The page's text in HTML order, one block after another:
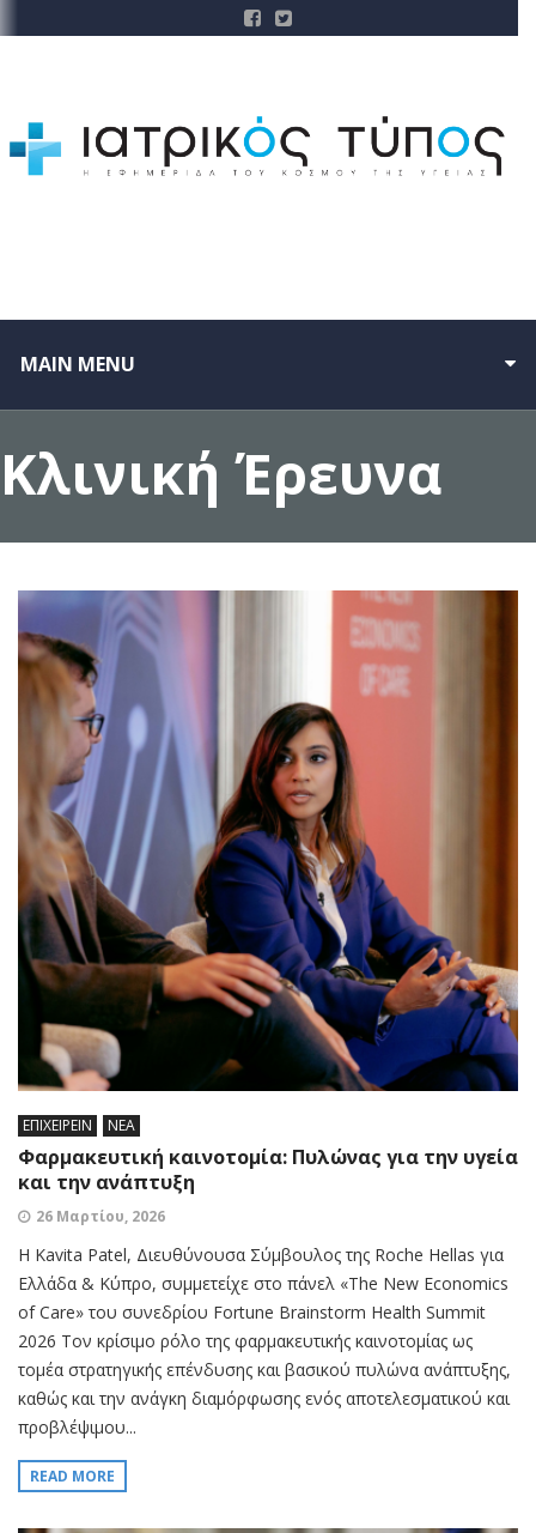
MAIN MENU
Κλινική Έρευνα
ΕΠΙΧΕΙΡΕΙΝ ΝΕΑ
Φαρμακευτική καινοτομία: Πυλώνας για την υγεία
και την ανάπτυξη
26 Μαρτίου, 2026
H Kavita Patel, Διευθύνουσα Σύμβουλος της Roche Hellas για
Ελλάδα & Κύπρο, συμμετείχε στο πάνελ «The New Economics
of Care» του συνεδρίου Fortune Brainstorm Health Summit
2026 Τον κρίσιμο ρόλο της φαρμακευτικής καινοτομίας ως
τομέα στρατηγικής επένδυσης και βασικού πυλώνα ανάπτυξης,
καθώς και την ανάγκη διαμόρφωσης ενός αποτελεσματικού και
προβλέψιμου...
READ MORE